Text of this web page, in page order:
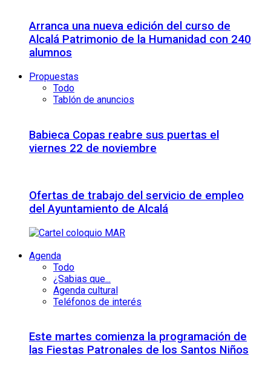
Arranca una nueva edición del curso de
Alcalá Patrimonio de la Humanidad con 240
alumnos
Propuestas
Todo
Tablón de anuncios
Babieca Copas reabre sus puertas el
viernes 22 de noviembre
Ofertas de trabajo del servicio de empleo
del Ayuntamiento de Alcalá
Agenda
Todo
¿Sabias que...
Agenda cultural
Teléfonos de interés
Este martes comienza la programación de
las Fiestas Patronales de los Santos Niños